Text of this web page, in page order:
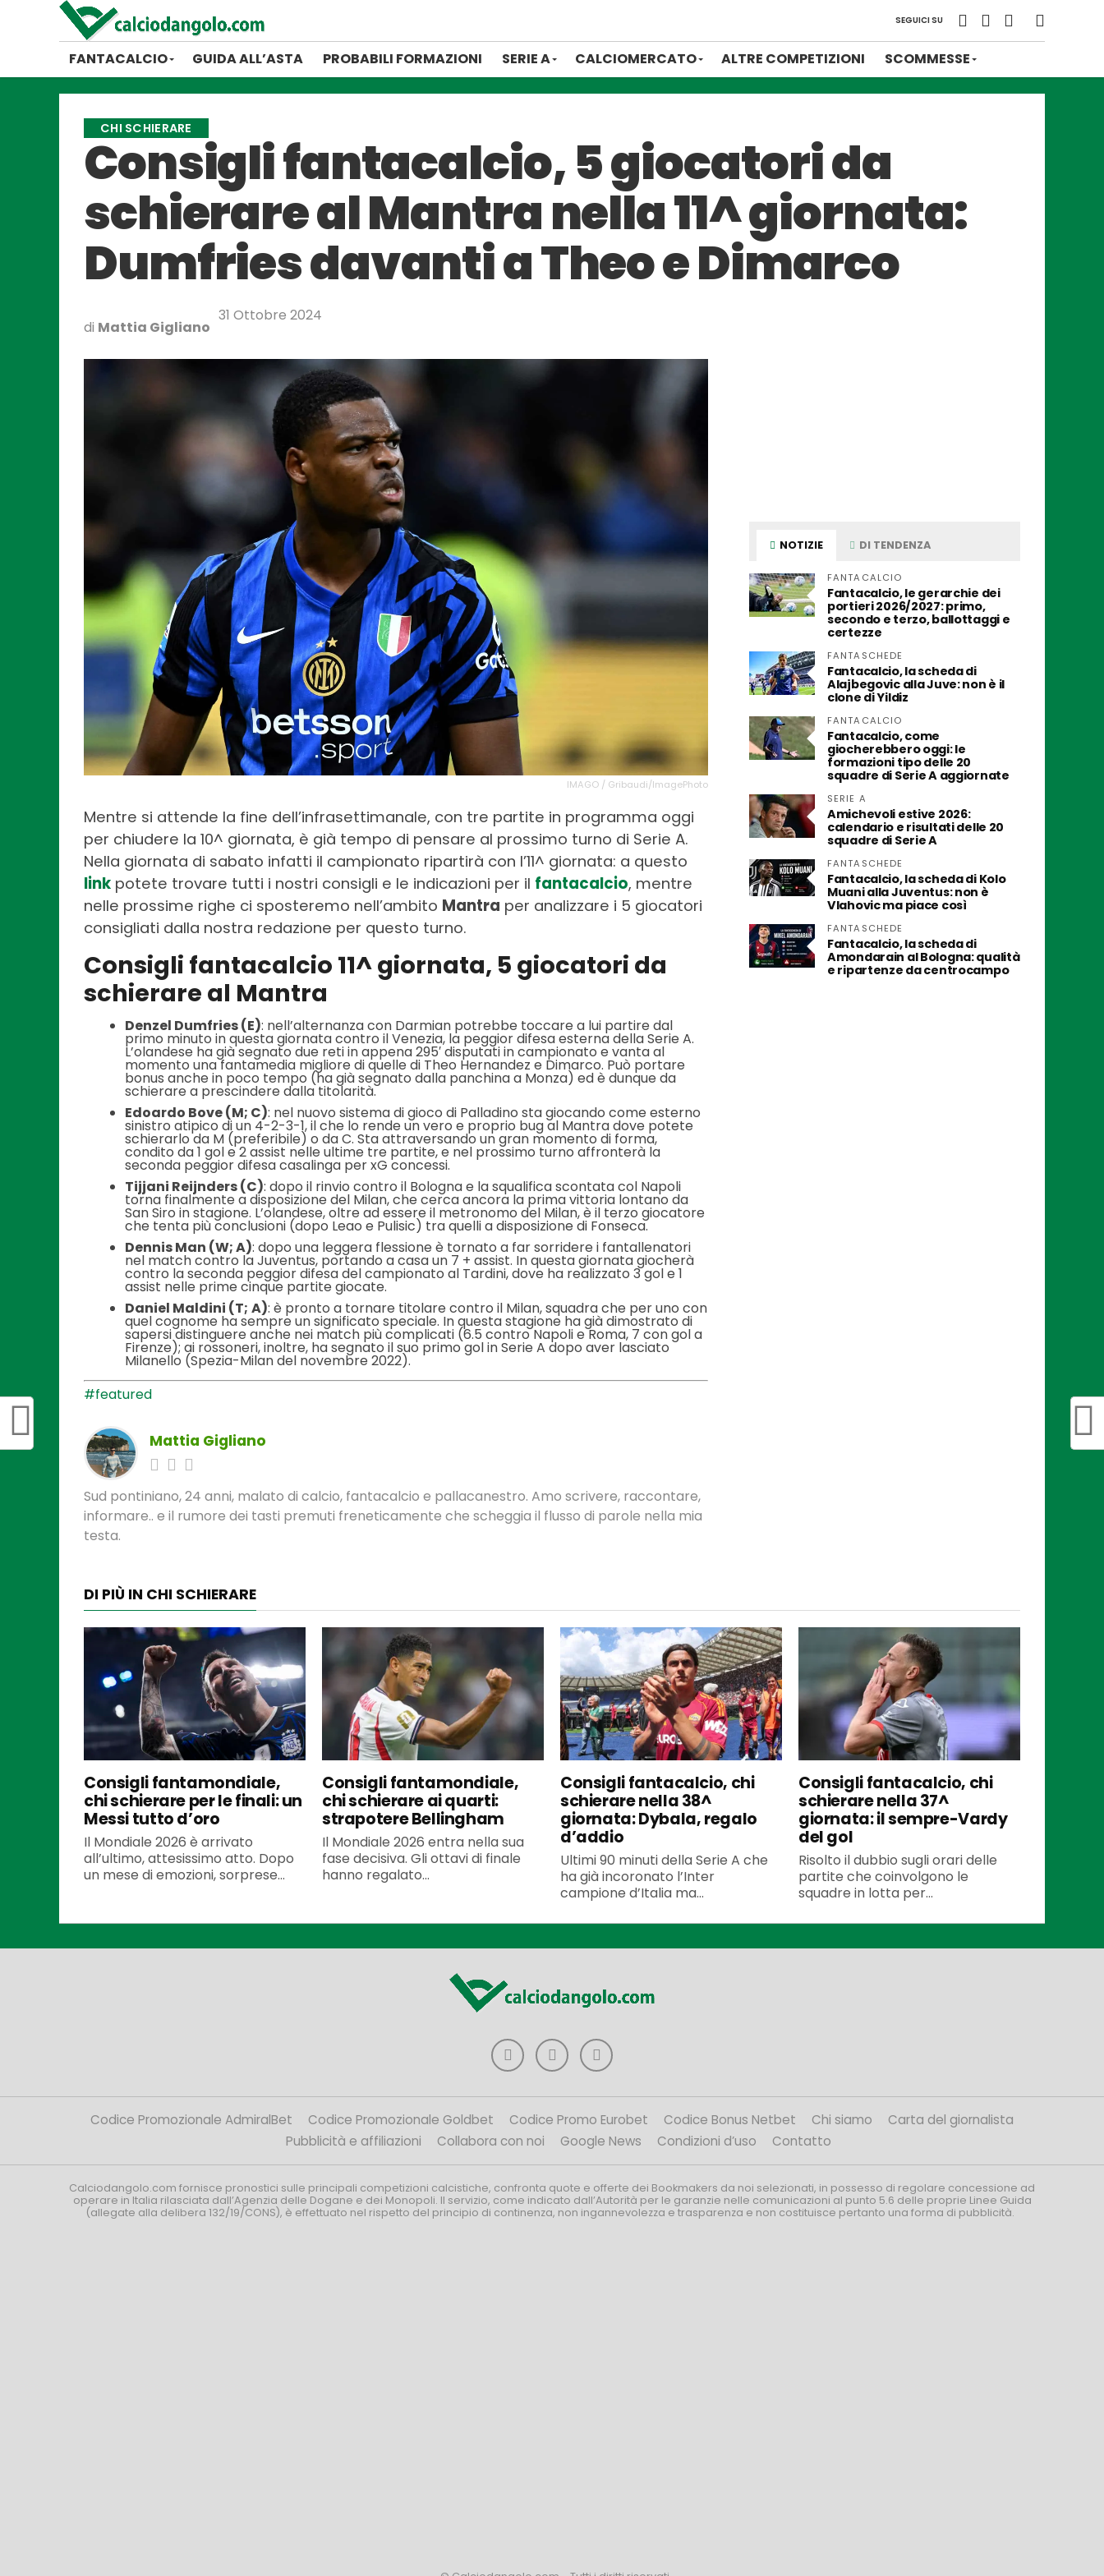
SEGUICI SU
FANTACALCIO GUIDA ALL’ASTA PROBABILI FORMAZIONI SERIE A CALCIOMERCATO ALTRE COMPETIZIONI SCOMMESSE
CHI SCHIERARE
Consigli fantacalcio, 5 giocatori da
schierare al Mantra nella 11^ giornata:
Dumfries davanti a Theo e Dimarco
di Mattia Gigliano
31 Ottobre 2024
IMAGO / Gribaudi/ImagePhoto
Mentre si attende la fine dell’infrasettimanale, con tre partite in programma oggi
per chiudere la 10^ giornata, è già tempo di pensare al prossimo turno di Serie A.
Nella giornata di sabato infatti il campionato ripartirà con l’11^ giornata: a questo
link potete trovare tutti i nostri consigli e le indicazioni per il fantacalcio, mentre
nelle prossime righe ci sposteremo nell’ambito Mantra per analizzare i 5 giocatori
consigliati dalla nostra redazione per questo turno.
Consigli fantacalcio 11^ giornata, 5 giocatori da
schierare al Mantra
Denzel Dumfries (E): nell’alternanza con Darmian potrebbe toccare a lui partire dal
primo minuto in questa giornata contro il Venezia, la peggior difesa esterna della Serie A.
L’olandese ha già segnato due reti in appena 295′ disputati in campionato e vanta al
momento una fantamedia migliore di quelle di Theo Hernandez e Dimarco. Può portare
bonus anche in poco tempo (ha già segnato dalla panchina a Monza) ed è dunque da
schierare a prescindere dalla titolarità.
Edoardo Bove (M; C): nel nuovo sistema di gioco di Palladino sta giocando come esterno
sinistro atipico di un 4-2-3-1, il che lo rende un vero e proprio bug al Mantra dove potete
schierarlo da M (preferibile) o da C. Sta attraversando un gran momento di forma,
condito da 1 gol e 2 assist nelle ultime tre partite, e nel prossimo turno affronterà la
seconda peggior difesa casalinga per xG concessi.
Tijjani Reijnders (C): dopo il rinvio contro il Bologna e la squalifica scontata col Napoli
torna finalmente a disposizione del Milan, che cerca ancora la prima vittoria lontano da
San Siro in stagione. L’olandese, oltre ad essere il metronomo del Milan, è il terzo giocatore
che tenta più conclusioni (dopo Leao e Pulisic) tra quelli a disposizione di Fonseca.
Dennis Man (W; A): dopo una leggera flessione è tornato a far sorridere i fantallenatori
nel match contro la Juventus, portando a casa un 7 + assist. In questa giornata giocherà
contro la seconda peggior difesa del campionato al Tardini, dove ha realizzato 3 gol e 1
assist nelle prime cinque partite giocate.
Daniel Maldini (T; A): è pronto a tornare titolare contro il Milan, squadra che per uno con
quel cognome ha sempre un significato speciale. In questa stagione ha già dimostrato di
sapersi distinguere anche nei match più complicati (6.5 contro Napoli e Roma, 7 con gol a
Firenze); ai rossoneri, inoltre, ha segnato il suo primo gol in Serie A dopo aver lasciato
Milanello (Spezia-Milan del novembre 2022).
#featured
Mattia Gigliano
Sud pontiniano, 24 anni, malato di calcio, fantacalcio e pallacanestro. Amo scrivere, raccontare,
informare.. e il rumore dei tasti premuti freneticamente che scheggia il flusso di parole nella mia
testa.
NOTIZIE DI TENDENZA
FANTACALCIO
Fantacalcio, le gerarchie dei
portieri 2026/2027: primo,
secondo e terzo, ballottaggi e
certezze
FANTASCHEDE
Fantacalcio, la scheda di
Alajbegovic alla Juve: non è il
clone di Yildiz
FANTACALCIO
Fantacalcio, come
giocherebbero oggi: le
formazioni tipo delle 20
squadre di Serie A aggiornate
SERIE A
Amichevoli estive 2026:
calendario e risultati delle 20
squadre di Serie A
FANTASCHEDE
Fantacalcio, la scheda di Kolo
Muani alla Juventus: non è
Vlahovic ma piace così
FANTASCHEDE
Fantacalcio, la scheda di
Amondarain al Bologna: qualità
e ripartenze da centrocampo
DI PIÙ IN CHI SCHIERARE
Consigli fantamondiale,
chi schierare per le finali: un
Messi tutto d’oro
Il Mondiale 2026 è arrivato
all’ultimo, attesissimo atto. Dopo
un mese di emozioni, sorprese...
Consigli fantamondiale,
chi schierare ai quarti:
strapotere Bellingham
Il Mondiale 2026 entra nella sua
fase decisiva. Gli ottavi di finale
hanno regalato...
Consigli fantacalcio, chi
schierare nella 38^
giornata: Dybala, regalo
d’addio
Ultimi 90 minuti della Serie A che
ha già incoronato l’Inter
campione d’Italia ma...
Consigli fantacalcio, chi
schierare nella 37^
giornata: il sempre-Vardy
del gol
Risolto il dubbio sugli orari delle
partite che coinvolgono le
squadre in lotta per...
Codice Promozionale AdmiralBet Codice Promozionale Goldbet Codice Promo Eurobet Codice Bonus Netbet Chi siamo
Carta del giornalista
Pubblicità e affiliazioni
Collabora con noi Google News Condizioni d’uso Contatto
Calciodangolo.com fornisce pronostici sulle principali competizioni calcistiche, confronta quote e offerte dei Bookmakers da noi selezionati, in possesso di regolare concessione ad
operare in Italia rilasciata dall’Agenzia delle Dogane e dei Monopoli. Il servizio, come indicato dall’Autorità per le garanzie nelle comunicazioni al punto 5.6 delle proprie Linee Guida
(allegate alla delibera 132/19/CONS), è effettuato nel rispetto del principio di continenza, non ingannevolezza e trasparenza e non costituisce pertanto una forma di pubblicità.